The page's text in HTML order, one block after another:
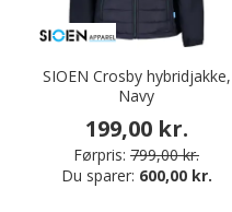
SIOEN Crosby hybridjakke,
Navy
199,00 kr.
Førpris: 799,00 kr.
Du sparer: 600,00 kr.